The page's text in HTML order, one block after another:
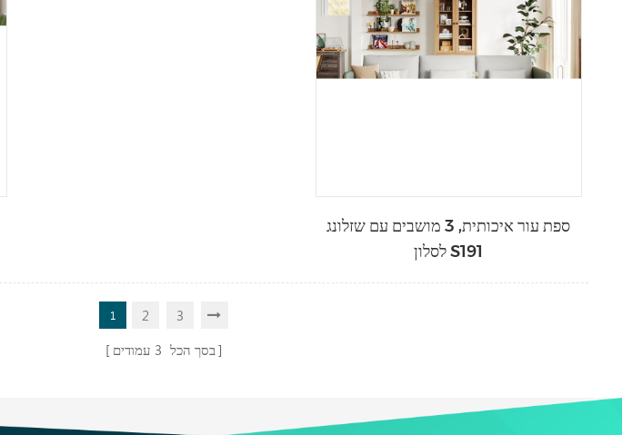
ספת עור איכותית, 3 מושבים עם שזלונג
לסלון S191
1 2
3
בסך הכל 3 עמודים